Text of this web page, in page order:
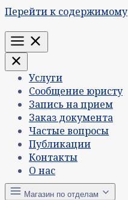
Перейти к содержимому
Меню
Услуги
Сообщение юристу
Запись на прием
Заказ документа
Частые вопросы
Публикации
Контакты
О нас
Магазин по отделам